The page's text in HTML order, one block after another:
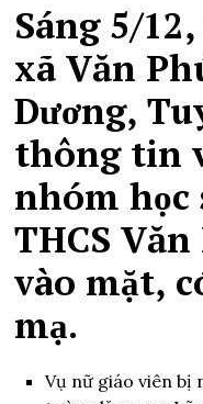
Sáng 5/
xã Văn
Dương,
thông tin
nhóm
THCS
vào mặt,
mạ.
Vụ nữ giáo viên bị